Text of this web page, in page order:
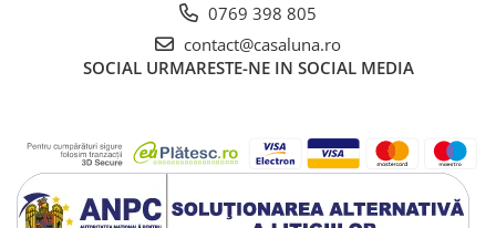
0769 398 805
contact@casaluna.ro
SOCIAL URMARESTE-NE IN SOCIAL MEDIA